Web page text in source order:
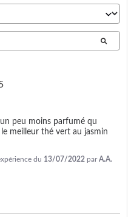
peu moins parfumé qu
meilleur thé vert au jasmin
du 13/07/2022 parA.A.